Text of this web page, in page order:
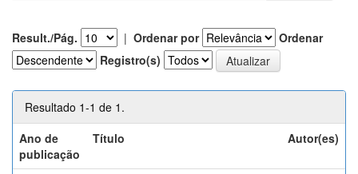
Result./Pág. | Ordenar por
Ordenar
Registro(s)
Resultado 1-1 de 1.
Ano de
publicação
Título Autor(es)